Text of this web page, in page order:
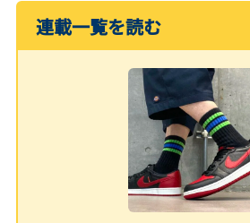
連載一覧を読む